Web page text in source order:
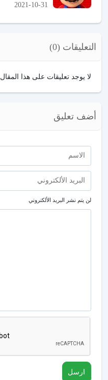
2021-10-31
التعليقات (0)
لا يوجد تعليقات على هذا المقال
أضف تعليق
لن يتم نشر البريد الألكتروني
ارسل